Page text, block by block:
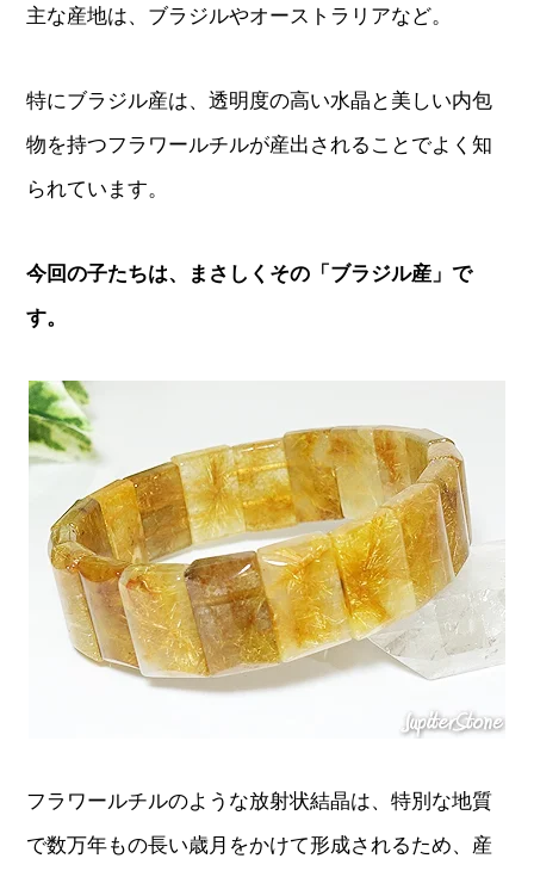
主な産地は、ブラジルやオーストラリアなど。
特にブラジル産は、透明度の高い水晶と美しい内包
物を持つフラワールチルが産出されることでよく知
られています。
今回の子たちは、まさしくその「ブラジル産」で
す。
フラワールチルのような放射状結晶は、特別な地質
で数万年もの長い歳月をかけて形成されるため、産